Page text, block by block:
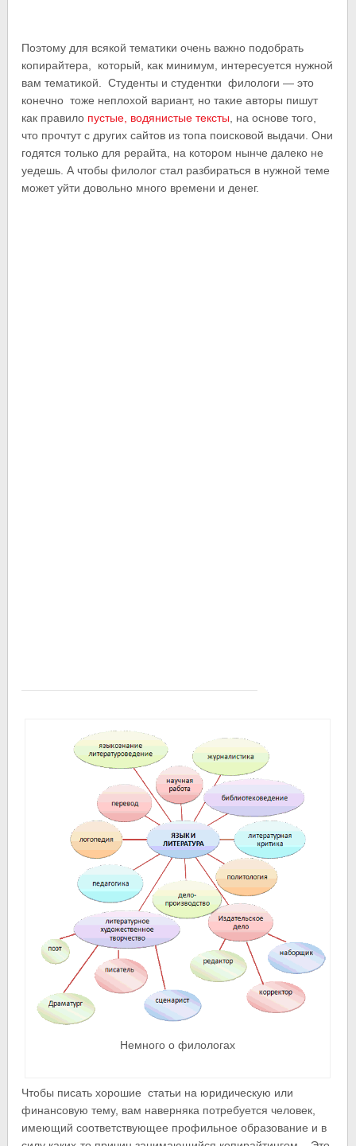
Поэтому для всякой тематики очень важно подобрать
копирайтера, который, как минимум, интересуется нужной
вам тематикой. Студенты и студентки филологи — это
конечно тоже неплохой вариант, но такие авторы пишут
как правило пустые, водянистые тексты, на основе того,
что прочтут с других сайтов из топа поисковой выдачи. Они
годятся только для рерайта, на котором нынче далеко не
уедешь. А чтобы филолог стал разбираться в нужной теме
может уйти довольно много времени и денег.
Немного о филологах
Чтобы писать хорошие статьи на юридическую или
финансовую тему, вам наверняка потребуется человек,
имеющий соответствующее профильное образование и в